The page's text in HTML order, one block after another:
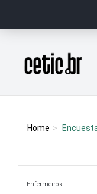
Página inicial
Home
Enfermeiros